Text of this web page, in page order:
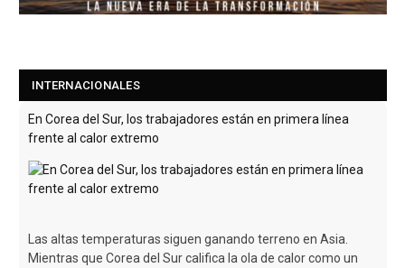
INTERNACIONALES
En Corea del Sur, los trabajadores están en primera línea
frente al calor extremo
Las altas temperaturas siguen ganando terreno en Asia.
Mientras que Corea del Sur califica la ola de calor como un